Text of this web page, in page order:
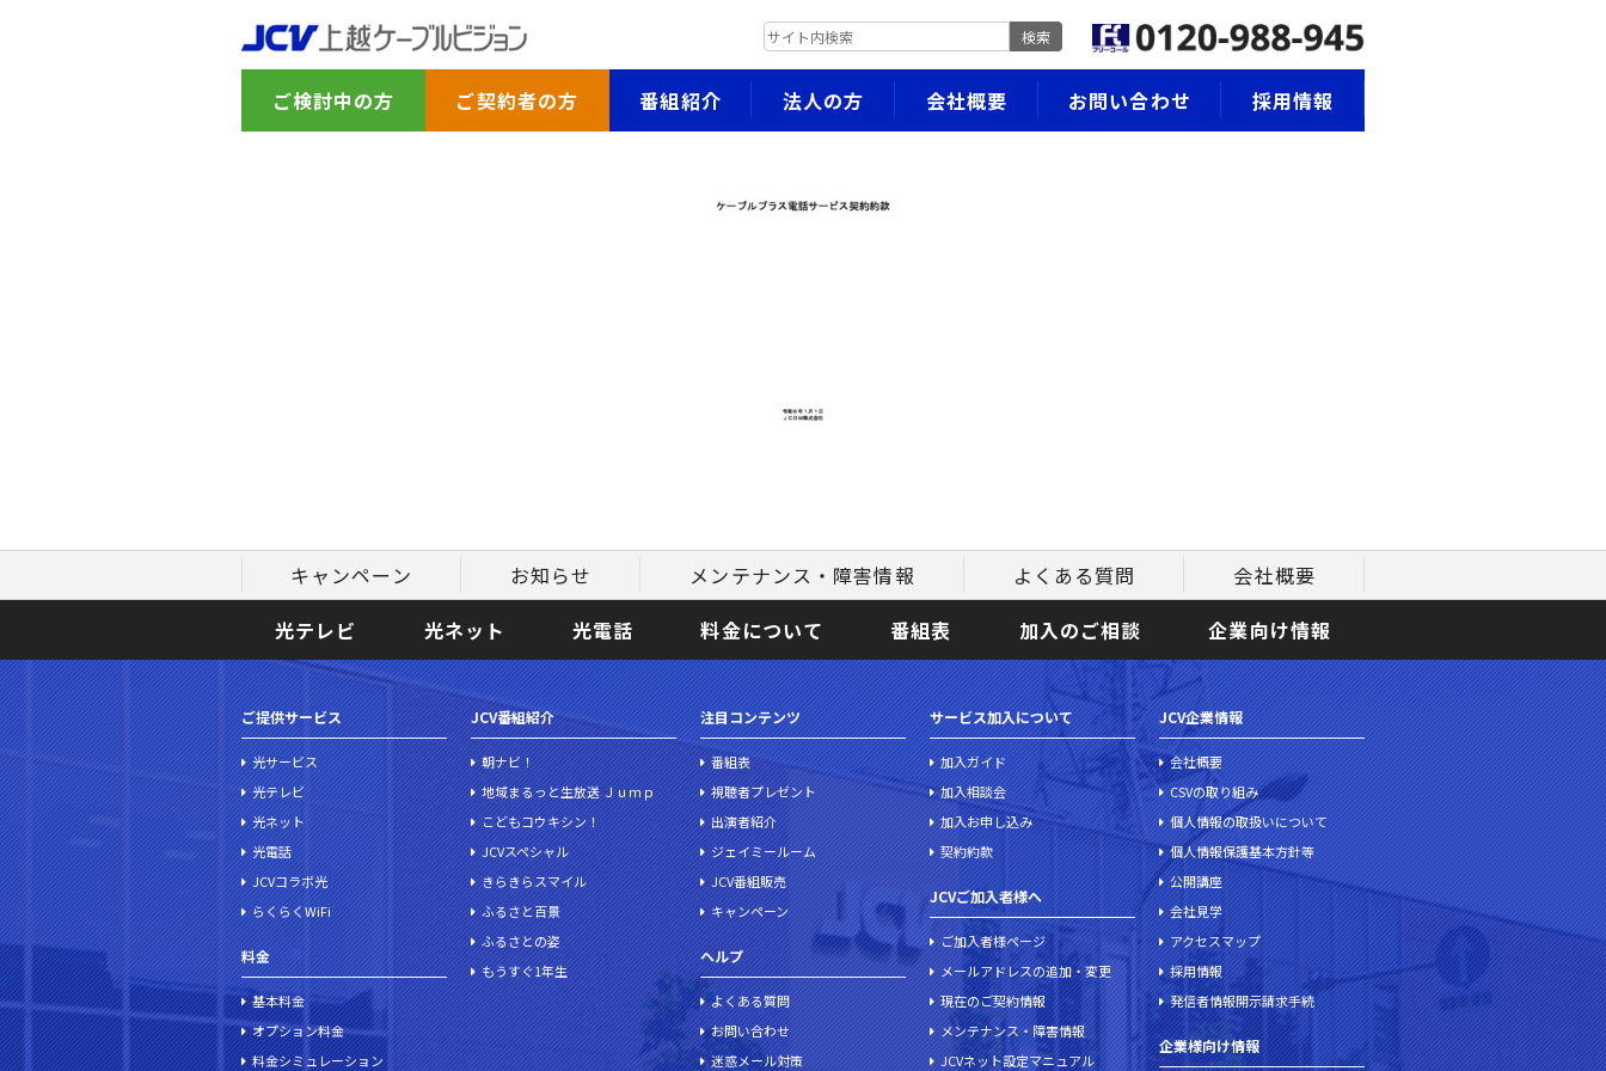
検索
ご検討中の方 ご契約者の方 番組紹介 法人の方 会社概要 お問い合わせ 採用情報
キャンペーン お知らせ メンテナンス・障害情報 よくある質問
会社概要
光テレビ
光ネット 光電話 料金について 番組表 加入のご相談 企業向け情報
ご提供サービス
光サービス
光テレビ
光ネット
光電話
JCVコラボ光
らくらくWiFi
料金
基本料金
オプション料金
料金シミュレーション
JCV番組紹介
朝ナビ！
地域まるっと生放送 Ｊｕｍｐ
こどもコウキシン！
JCVスペシャル
きらきらスマイル
ふるさと百景
ふるさとの姿
もうすぐ1年生
注目コンテンツ
番組表
視聴者プレゼント
出演者紹介
ジェイミールーム
JCV番組販売
キャンペーン
ヘルプ
よくある質問
お問い合わせ
迷惑メール対策
サービス加入について
加入ガイド
加入相談会
加入お申し込み
契約約款
JCVご加入者様へ
ご加入者様ページ
メールアドレスの追加・変更
現在のご契約情報
メンテナンス・障害情報
JCVネット設定マニュアル
JCV企業情報
会社概要
CSVの取り組み
個人情報の取扱いについて
個人情報保護基本方針等
公開講座
会社見学
アクセスマップ
採用情報
発信者情報開示請求手続
企業様向け情報